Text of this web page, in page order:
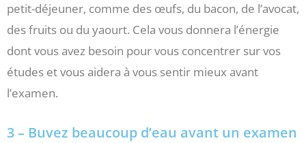
petit-déjeuner, comme des œufs, du bacon, de l’avocat,
des fruits ou du yaourt. Cela vous donnera l’énergie
dont vous avez besoin pour vous concentrer sur vos
études et vous aidera à vous sentir mieux avant
l’examen.
3 – Buvez beaucoup d’eau avant un examen